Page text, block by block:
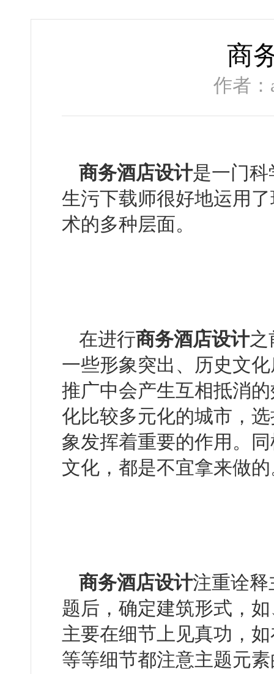
商
作者
商务酒店设计是一门科
生污下载师很好地运用了
术的多种层面。
在进行商务酒店设计之
一些形象突出、历史文
推广中会产生互相抵消的效
化比较多元化的城市，
象发挥着重要的作用。
文化，都是不宜拿来做的
商务酒店设计注重诠释
题后，确定建筑形式，如
主要在细节上见真功，如在
等等细节都注意主题元素的融